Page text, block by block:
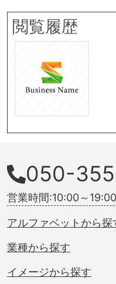
閲覧履歴
050-
営業時間:10:00～
アルファベットから探
業種から探す
イメージから探す